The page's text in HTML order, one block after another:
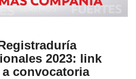
2023: link
convocatoria